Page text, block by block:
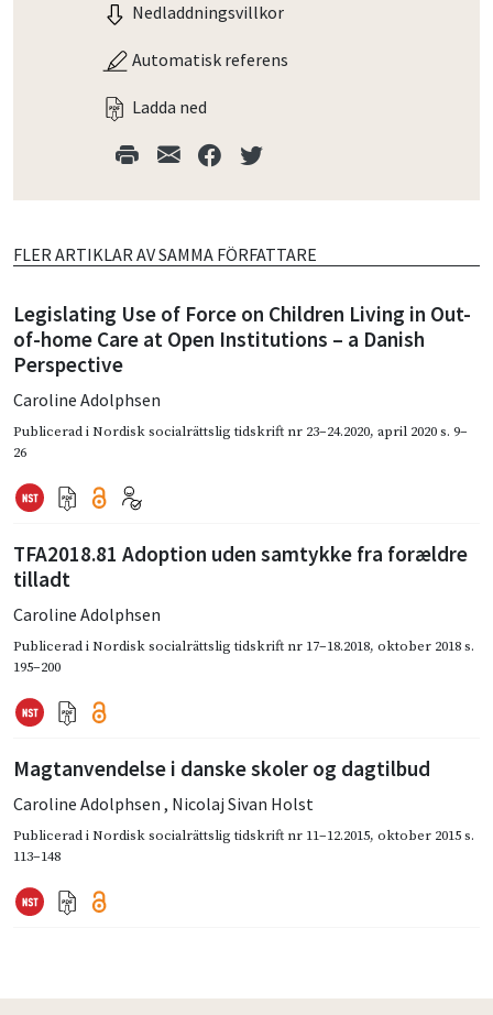
Nedladdningsvillkor
Automatisk referens
Ladda ned
FLER ARTIKLAR AV SAMMA FÖRFATTARE
Legislating Use of Force on Children Living in Out-
of-home Care at Open Institutions – a Danish
Perspective
Caroline Adolphsen
Publicerad iNordisk socialrättslig tidskrift nr 23–24.2020, april 2020s. 9–
26
TFA2018.81 Adoption uden samtykke fra forældre
tilladt
Caroline Adolphsen
Publicerad iNordisk socialrättslig tidskrift nr 17–18.2018, oktober 2018s.
195–200
Magtanvendelse i danske skoler og dagtilbud
Caroline Adolphsen , Nicolaj Sivan Holst
Publicerad iNordisk socialrättslig tidskrift nr 11–12.2015, oktober 2015s.
113–148